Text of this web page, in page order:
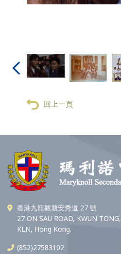
回上一頁
香港九龍觀塘安秀道 27 號
27 ON SAU ROAD, KWUN TONG,
KLN, Hong Kong.
(852)27583102